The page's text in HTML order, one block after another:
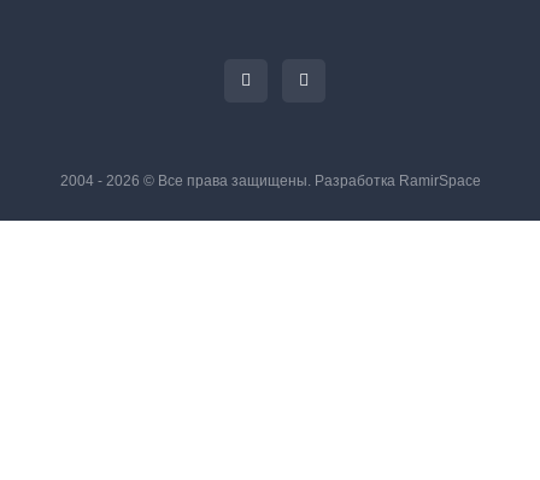
2004 - 2026 © Все права защищены. Разработка RamirSpace